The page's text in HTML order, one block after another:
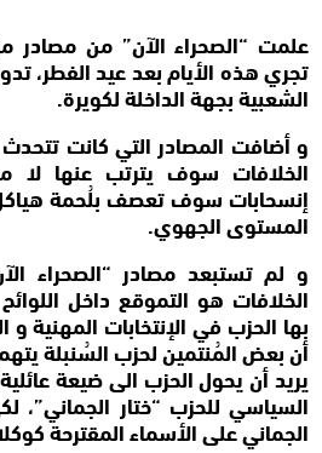
علمت “الصحراء الآن” من مصادر
تجري هذه الأيام بعد عيد الفطر،
الشعبية بجهة الداخلة لكويرة.
و أضافت المصادر التي كانت تتحدث
الخلافات سوف يترتب عنها لا
إنسحابات سوف تعصف بلُحمة
المستوى الجهوي.
و لم تستبعد مصادر “الصحراء
الخلافات هو التموقع داخل
بها الحزب في الإنتخابات المهنية
أن بعض المُنتمين لحزب السُنبلة
يريد أن يحول الحزب الى ضيعة
السياسي للحزب “ختار الجماني”،
الجماني على الأسماء المقترحة